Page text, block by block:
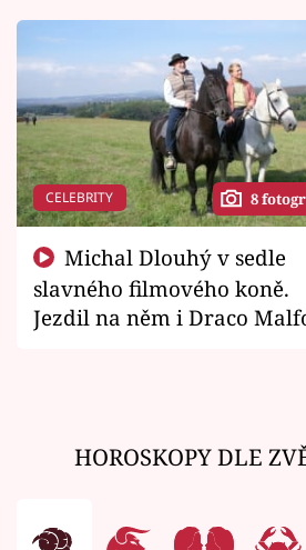
CELEBRITY 8
slavného filmového koně.
Jezdil na něm i Draco
HOROSKOPY DLE